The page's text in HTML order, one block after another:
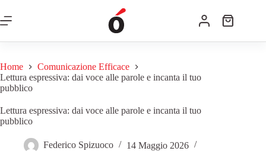
Home
Comunicazione Efficace
Lettura espressiva: dai voce alle parole e incanta il tuo
pubblico
Lettura espressiva: dai voce alle parole e incanta il tuo
pubblico
Federico Spizuoco
14 Maggio 2026